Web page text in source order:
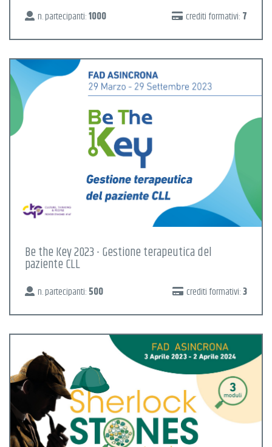
n. partecipanti:1000 crediti formativi: 7
Be the Key 2023 - Gestione terapeutica del
paziente CLL
n. partecipanti: 500 crediti formativi:3